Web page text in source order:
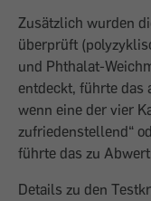
Zusätzlich wurden
überprüft
und Phthalat-
entdeckt, führte das
wenn eine der vier
zufriedenstellend“
führte das zu
Details zu den